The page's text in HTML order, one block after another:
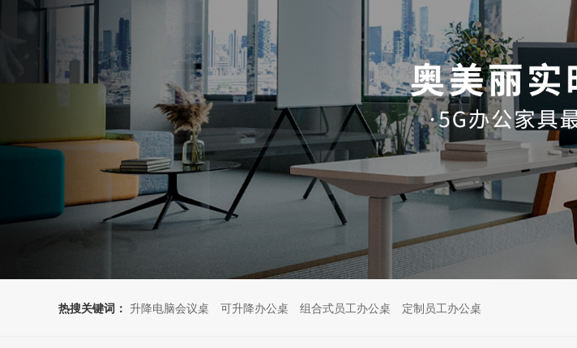
热搜关键词： 升降电脑会议桌 可升降办公桌 组合式员工办公桌 定制员工办公桌